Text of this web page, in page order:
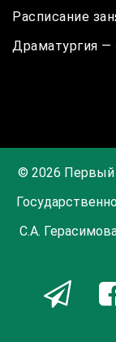
Расписание
Драматургия —
© 2026 Первый
С.А.